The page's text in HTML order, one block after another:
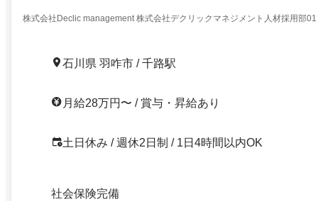
株式会社Declic management 株式会社デクリックマネジメント人材採用部01
石川県 羽咋市 / 千路駅
月給28万円〜 / 賞与・昇給あり
土日休み / 週休2日制 / 1日4時間以内OK
社会保険完備